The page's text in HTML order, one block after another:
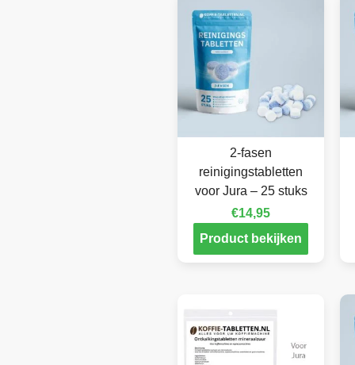
2-fasen
reinigingstabletten
voor Jura – 25 stuks
€14,95
Product bekijken